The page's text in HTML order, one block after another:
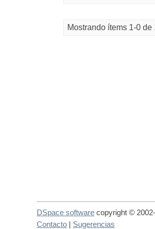
Mostrando ítems 1-0 de
DSpace software copyright ©
Contacto
Sugerencias